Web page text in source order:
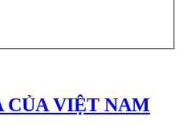
CỦA VIỆT NAM